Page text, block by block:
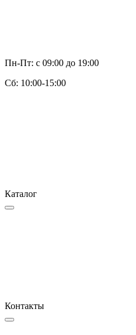
Пн-Пт: с 09:00 до 19:00
Cб: 10:00-15:00
Каталог
Контакты